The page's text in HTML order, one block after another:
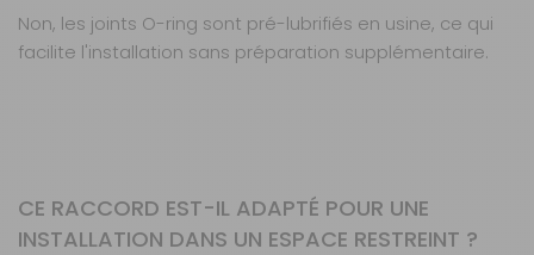
Non, les joints O-ring sont pré-lubrifiés en usine, ce qui
facilite l'installation sans préparation supplémentaire.
CE RACCORD EST-IL ADAPTÉ POUR UNE
INSTALLATION DANS UN ESPACE RESTREINT ?